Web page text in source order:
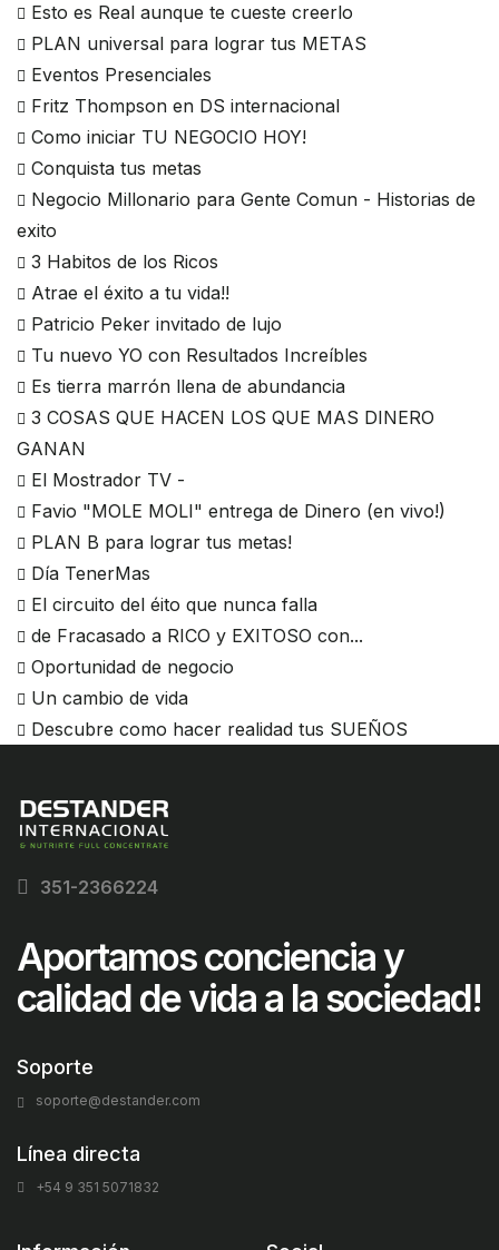
Esto es Real aunque te cueste creerlo
PLAN universal para lograr tus METAS
Eventos Presenciales
Fritz Thompson en DS internacional
Como iniciar TU NEGOCIO HOY!
Conquista tus metas
Negocio Millonario para Gente Comun - Historias de
exito
3 Habitos de los Ricos
Atrae el éxito a tu vida!!
Patricio Peker invitado de lujo
Tu nuevo YO con Resultados Increíbles
Es tierra marrón llena de abundancia
3 COSAS QUE HACEN LOS QUE MAS DINERO
GANAN
El Mostrador TV -
Favio "MOLE MOLI" entrega de Dinero (en vivo!)
PLAN B para lograr tus metas!
Día TenerMas
El circuito del éito que nunca falla
de Fracasado a RICO y EXITOSO con...
Oportunidad de negocio
Un cambio de vida
Descubre como hacer realidad tus SUEÑOS
Aportamos conciencia y
calidad de vida a la sociedad!
Soporte
soporte@destander.com
Línea directa
+54 9 351 5071832
351-2366224